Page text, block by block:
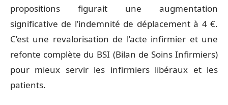
propositions figurait une augmentation
significative de l’indemnité de déplacement à 4 €.
C’est une revalorisation de l’acte infirmier et une
refonte complète du BSI (Bilan de Soins Infirmiers)
pour mieux servir les infirmiers libéraux et les
patients.